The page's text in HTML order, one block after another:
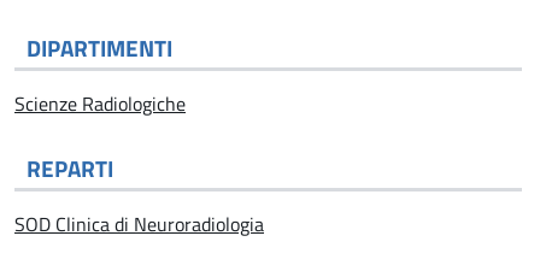
DIPARTIMENTI
Scienze Radiologiche
REPARTI
SOD Clinica di Neuroradiologia